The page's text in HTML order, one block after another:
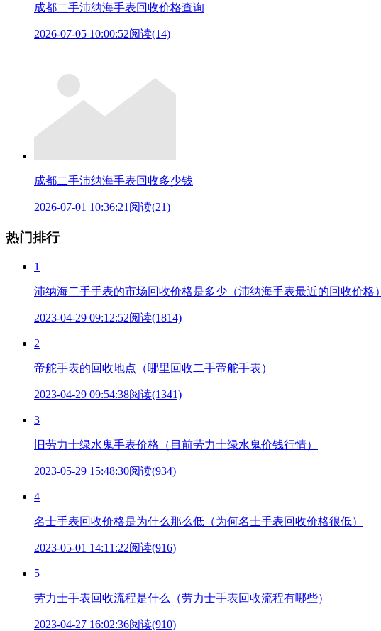
成都二手沛纳海手表回收价格查询
2026-07-05 10:00:52阅读(14)
成都二手沛纳海手表回收多少钱
2026-07-01 10:36:21 阅读(21)
热门排行
1
沛纳海二手手表的市场回收价格是多少（沛纳海手表最近的回收价格）
2023-04-29 09:12:52阅读(1814)
2
帝舵手表的回收地点（哪里回收二手帝舵手表）
2023-04-29 09:54:38阅读(1341)
3
旧劳力士绿水鬼手表价格（目前劳力士绿水鬼价钱行情）
2023-05-29 15:48:30阅读(934)
4
名士手表回收价格是为什么那么低（为何名士手表回收价格很低）
2023-05-01 14:11:22阅读(916)
5
劳力士手表回收流程是什么（劳力士手表回收流程有哪些）
2023-04-27 16:02:36阅读(910)